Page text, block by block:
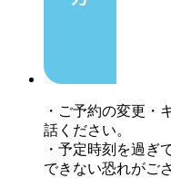
・ご予約の変更・
話ください。
・予定時刻を過ぎ
できない恐れがご